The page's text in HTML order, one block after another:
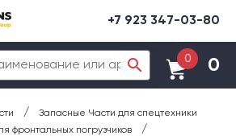
+7 923 347-03-80
0 0
/ Запасные Части для спецтехники
фронтальных погрузчиков /